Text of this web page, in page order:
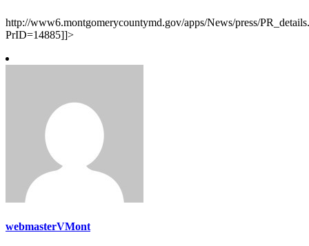
http://www6.montgomerycountymd.gov/apps/News/press/
PrID=14885]]>
webmasterVMont